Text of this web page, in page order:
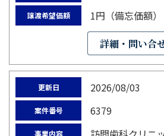
譲渡希望価額 1円（備忘価額）
詳細・問い合
更新日 2026/08/03
案件番号 6379
事業内容